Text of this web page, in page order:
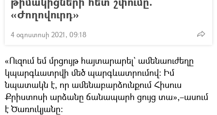
«Ժողովուրդ»
4 օգոստոսի 2021, 09:18
«Ուզում եմ մրցույթ հայտարարել` ամենաուժեղը
կպարգևատրվի մեծ պարգևատրումով: Իմ
նպատակն է, որ ամենաբարձունքում Հիսուս
Քրիստոսի արձանը ճանապարհ ցույց տա»,–ասում
է Ծառուկյանը։